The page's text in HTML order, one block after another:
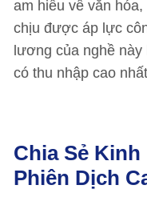
am hiểu về văn
chịu được áp lực
lương của nghề
có thu nhập cao
Chia Sẻ
Phiên Dịch